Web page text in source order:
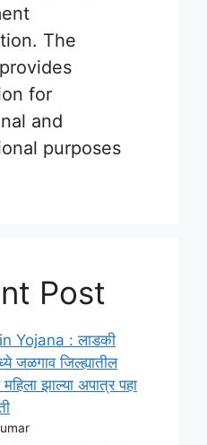
The
for
and
purposes
Post
Yojana : लाडकी
जळगाव जिल्ह्यातील
झाल्या अपात्र पहा